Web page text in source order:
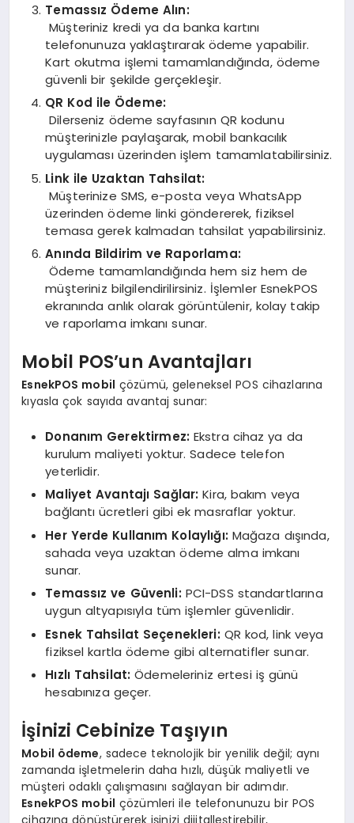
Temassız Ödeme Alın:
Müşteriniz kredi ya da banka kartını
telefonunuza yaklaştırarak ödeme yapabilir.
Kart okutma işlemi tamamlandığında, ödeme
güvenli bir şekilde gerçekleşir.
QR Kod ile Ödeme:
Dilerseniz ödeme sayfasının QR kodunu
müşterinizle paylaşarak, mobil bankacılık
uygulaması üzerinden işlem tamamlatabilirsiniz.
Link ile Uzaktan Tahsilat:
Müşterinize SMS, e-posta veya WhatsApp
üzerinden ödeme linki göndererek, fiziksel
temasa gerek kalmadan tahsilat yapabilirsiniz.
Anında Bildirim ve Raporlama:
Ödeme tamamlandığında hem siz hem de
müşteriniz bilgilendirilirsiniz. İşlemler EsnekPOS
ekranında anlık olarak görüntülenir, kolay takip
ve raporlama imkanı sunar.
Mobil POS’un Avantajları
EsnekPOS mobil çözümü, geleneksel POS cihazlarına
kıyasla çok sayıda avantaj sunar:
Donanım Gerektirmez: Ekstra cihaz ya da
kurulum maliyeti yoktur. Sadece telefon
yeterlidir.
Maliyet Avantajı Sağlar: Kira, bakım veya
bağlantı ücretleri gibi ek masraflar yoktur.
Her Yerde Kullanım Kolaylığı: Mağaza dışında,
sahada veya uzaktan ödeme alma imkanı
sunar.
Temassız ve Güvenli: PCI-DSS standartlarına
uygun altyapısıyla tüm işlemler güvenlidir.
Esnek Tahsilat Seçenekleri: QR kod, link veya
fiziksel kartla ödeme gibi alternatifler sunar.
Hızlı Tahsilat: Ödemeleriniz ertesi iş günü
hesabınıza geçer.
İşinizi Cebinize Taşıyın
Mobil ödeme, sadece teknolojik bir yenilik değil; aynı
zamanda işletmelerin daha hızlı, düşük maliyetli ve
müşteri odaklı çalışmasını sağlayan bir adımdır.
EsnekPOS mobil çözümleri ile telefonunuzu bir POS